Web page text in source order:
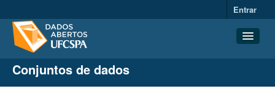
Entrar
Conjuntos de dados
Organizações
Conjuntos de dados